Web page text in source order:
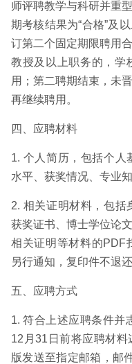
师评聘教学与科研并重
期考核结果为“合格”及
订第二个固定期限聘用
教授及以上职务的，学
用；第二聘期结束，未
再继续聘用。
四、应聘材料
1. 个人简历，包括个人
水平、获奖情况、专业
2. 相关证明材料，包括
获奖证书、博士学位论
相关证明等材料的PDF
另行通知，复印件不退还
五、应聘方式
1. 符合上述应聘条件并
12月31日前将应聘材
版发送至指定邮箱，邮